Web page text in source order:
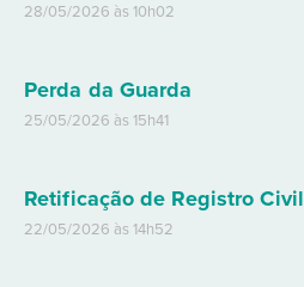
28/05/2026 às 10h02
Perda da Guarda
25/05/2026 às 15h41
Retificação de Registro Civil
22/05/2026 às 14h52